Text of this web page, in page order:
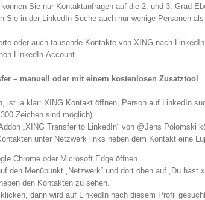
Sie nur Kontaktanfragen auf die 2. und 3. Grad-
Sie in der LinkedIn-Suche auch nur wenige Personen
oder auch tausende Kontakte von XING nach
LinkedIn-Account.
– manuell oder mit einem kostenlosen Zusatztool
ist ja klar: XING Kontakt öffnen, Person auf LinkedIn
Zeichen sind möglich).
„XING Transfer to LinkedIn“ von @Jens
unter Netzwerk links neben dem Kontakt eine
Chrome oder Microsoft Edge öffnen.
den Menüpunkt „Netzwerk“ und dort oben auf „Du hast
den Kontakten zu sehen.
dann wird auf LinkedIn nach diesem Profil